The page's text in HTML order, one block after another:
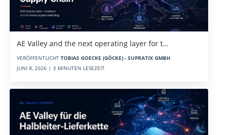
AE Valley and the next operating layer for t…
VERÖFFENTLICHT TOBIAS GOECKE (GÖCKE) - SUPRATIX GMBH
JUNI 8, 2026 | 3 MINUTEN LESEZEIT